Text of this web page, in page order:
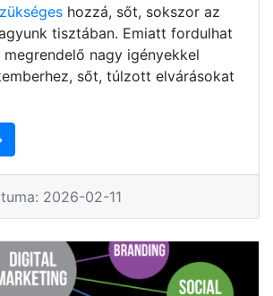
hozzá, sőt, sokszor az
tisztában. Emiatt fordulhat
nagy igényekkel
sőt, túlzott elvárásokat
2026-02-11